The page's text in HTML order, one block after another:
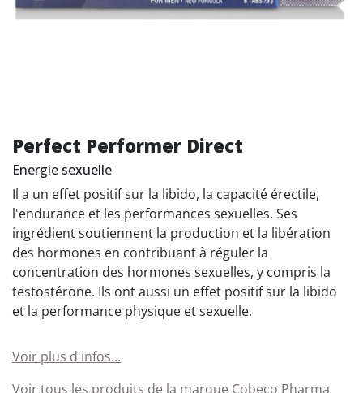
Perfect Performer Direct
Energie sexuelle
Il a un effet positif sur la libido, la capacité érectile,
l'endurance et les performances sexuelles. Ses
ingrédient soutiennent la production et la libération
des hormones en contribuant à réguler la
concentration des hormones sexuelles, y compris la
testostérone. Ils ont aussi un effet positif sur la libido
et la performance physique et sexuelle.
Voir plus d'infos...
Voir tous les produits de la marque Cobeco Pharma